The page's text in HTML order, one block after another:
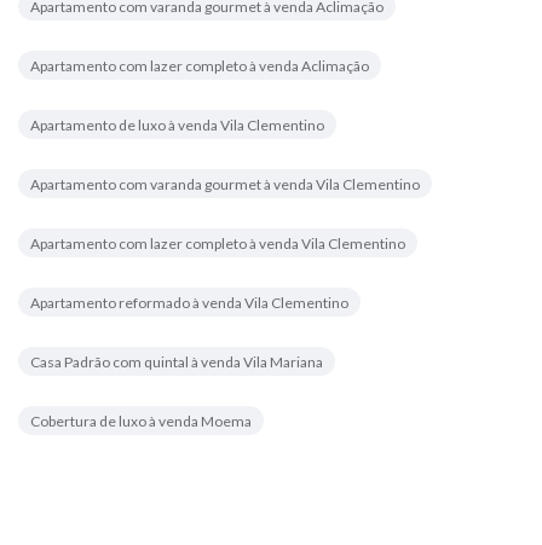
Apartamento com varanda gourmet à venda Aclimação
Apartamento com lazer completo à venda Aclimação
Apartamento de luxo à venda Vila Clementino
Apartamento com varanda gourmet à venda Vila Clementino
Apartamento com lazer completo à venda Vila Clementino
Apartamento reformado à venda Vila Clementino
Casa Padrão com quintal à venda Vila Mariana
Cobertura de luxo à venda Moema